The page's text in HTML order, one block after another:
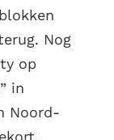
Nog
op
in
Noord-